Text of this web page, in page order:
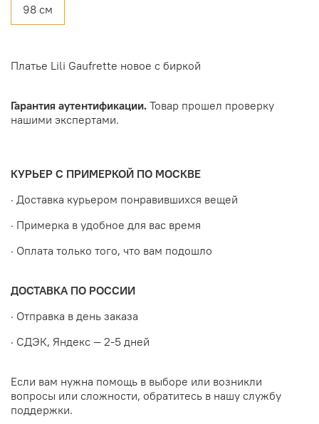
98 см
Платье Lili Gaufrette новое с биркой
Гарантия аутентификации. Товар прошел проверку
нашими экспертами.
КУРЬЕР С ПРИМЕРКОЙ ПО МОСКВЕ
· Доставка курьером понравившихся вещей
· Примерка в удобное для вас время
· Оплата только того, что вам подошло
ДОСТАВКА ПО РОССИИ
· Отправка в день заказа
· СДЭК, Яндекс — 2-5 дней
Если вам нужна помощь в выборе или возникли
вопросы или сложности, обратитесь в нашу службу
поддержки.